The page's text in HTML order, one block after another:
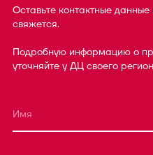
Оставьте контактные
свяжется.
Подробную информацию о
уточняйте у ДЦ своего